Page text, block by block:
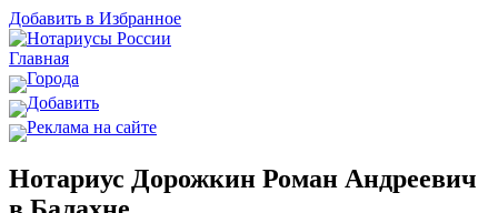
Добавить в Избранное
Главная
Города
Добавить
Реклама на сайте
Нотариус Дорожкин Роман Андреевич